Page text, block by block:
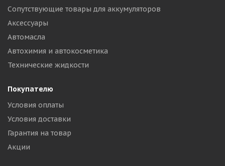
Сопутствующие товары для аккумуляторов
Аксессуары
Автомасла
Автохимия и автокосметика
Технические жидкости
Покупателю
Условия оплаты
Условия доставки
Гарантия на товар
Акции